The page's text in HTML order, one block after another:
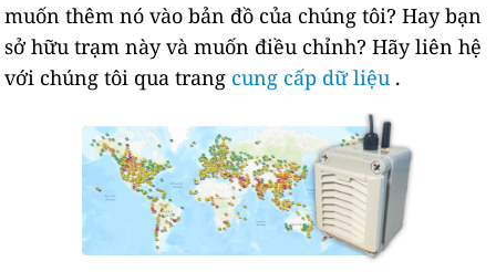
muốn thêm nó vào bản đồ của chúng tôi? Hay bạn
sở hữu trạm này và muốn điều chỉnh? Hãy liên hệ
với chúng tôi qua trang cung cấp dữ liệu .